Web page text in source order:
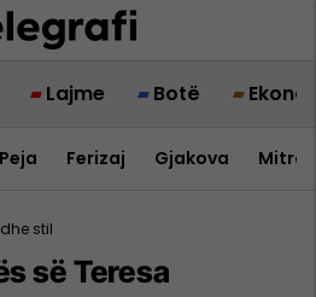
Lajme Botë
Peja Ferizaj Gjakova
stil
së Teresa